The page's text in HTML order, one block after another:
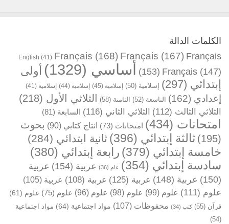
الكلمات الدالة
English (41) Français (168) Français (167) Français
(153) Français (147) أساسي (1329)
أولى
إبتدائي (297) إسلامية (50) إسلامية (45) إسلامية (44) إسلامية (41)
إعدادي (162) التاسعة (52) الثامنة (58) الثلاثي الأول (218)
الثلاثي الثالث (112) الثلاثي الثاني (116) السابعة (81)
امتحانات (434) امتحانات (73) انتاج كتابي (90)
بحوث
(195)
ثالثة إبتدائي (396) ثانية ابتدائي (284)
خامسة إبتدائي (379) رابعة إبتدائي (380)
سادسة إبتدائي (354) عام (36) عربية (154)
عربية
(150)
عربية (148) عربية (125) عربية (108) عربية (105)
علوم (111) علوم (99) علوم (98) علوم (96) علوم (75) علوم (61)
قرآن (55) كتب (34) محفوظات (107) مواد اجتماعية (64)
مواد اجتماعية
(54)